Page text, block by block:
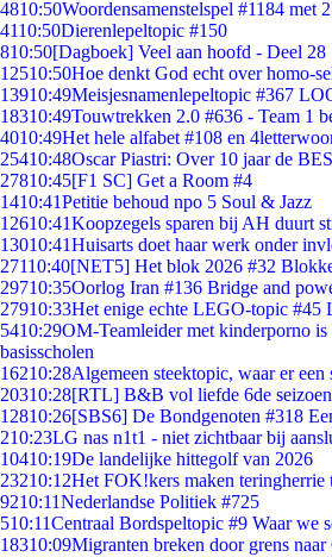
4810:50Woordensamenstelspel #1184 met
4110:50Dierenlepeltopic #150
810:50[Dagboek] Veel aan hoofd - Deel 28
12510:50Hoe denkt God echt over homo-
13910:49Meisjesnamenlepeltopic #367
18310:49Touwtrekken 2.0 #636 - Team 1
4010:49Het hele alfabet #108 en
25410:48Oscar Piastri: Over 10 jaar de
27810:45[F1 SC] Get a Room #4
1410:41Petitie behoud npo 5 Soul & Jazz
12610:41Koopzegels sparen bij AH duurt
13010:41Huisarts doet haar werk onder
27110:40[NET5] Het blok 2026 #32
29710:35Oorlog Iran #136 Bridge and
27910:33Het enige echte LEGO-topic
5410:29OM-Teamleider met kinderporno
basisscholen
16210:28Algemeen steektopic, waar er een
20310:28[RTL] B&B vol liefde 6de
12810:26[SBS6] De Bondgenoten #318
210:23LG nas n1t1 - niet zichtbaar bij
10410:19De landelijke hittegolf van 2026
23210:12Het FOK!kers maken teringherrie
9210:11Nederlandse Politiek #725
510:11Centraal Bordspeltopic #9 Waar we
18310:09Migranten breken door grens